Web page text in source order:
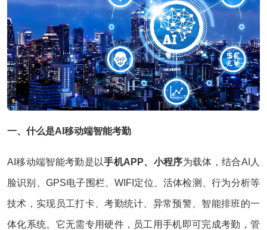
一、什么是AI移动端智能考勤
AI移动端智能考勤是以手机APP、小程序为载体，结合AI人
脸识别、GPS电子围栏、WIFI定位、活体检测、行为分析等
技术，实现员工打卡、考勤统计、异常预警、智能排班的一
体化系统。它无需专用硬件，员工用手机即可完成考勤，管